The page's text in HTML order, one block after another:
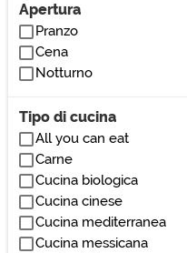
Apertura
Pranzo
Cena
Notturno
Tipo di cucina
All you can eat
Carne
Cucina biologica
Cucina cinese
Cucina mediterranea
Cucina messicana